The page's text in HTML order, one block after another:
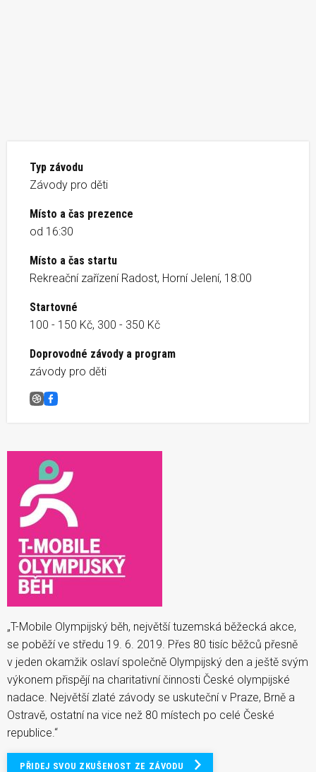
Typ závodu
Závody pro děti
Místo a čas prezence
od 16:30
Místo a čas startu
Rekreační zařízení Radost, Horní Jelení, 18:00
Startovné
100 - 150 Kč, 300 - 350 Kč
Doprovodné závody a program
závody pro děti
T-Mobile Olympijský běh Horní Jelení
Facebook
„T-Mobile Olympijský běh, největší tuzemská běžecká akce,
se poběží ve středu 19. 6. 2019. Přes 80 tisíc běžců přesně
v jeden okamžik oslaví společně Olympijský den a ještě svým
výkonem přispějí na charitativní činnosti České olympijské
nadace. Největší zlaté závody se uskuteční v Praze, Brně a
Ostravě, ostatní na vice než 80 místech po celé České
republice.“
PŘIDEJ SVOU ZKUŠENOST ZE ZÁVODU